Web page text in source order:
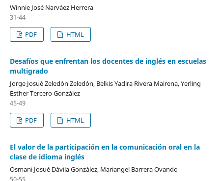
Winnie José Narváez Herrera
31-44
PDF
HTML
Desafíos que enfrentan los docentes de inglés en escuelas
multigrado
Jorge Josué Zeledón Zeledón, Belkis Yadira Rivera Mairena, Yerling
Esther Tercero González
45-49
PDF
HTML
El valor de la participación en la comunicación oral en la
clase de idioma inglés
Osmani Josué Dávila González, Mariangel Barrera Ovando
50-55